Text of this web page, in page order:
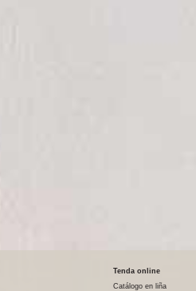
Tenda online
Catálogo en liña